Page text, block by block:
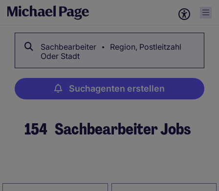
Sachbearbeiter
Region, Postleitzahl
Oder Stadt
Suchagenten erstellen
154 Sachbearbeiter Jobs